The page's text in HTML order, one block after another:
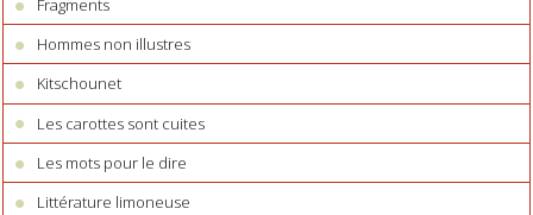
Fragments
Hommes non illustres
Kitschounet
Les carottes sont cuites
Les mots pour le dire
Littérature limoneuse